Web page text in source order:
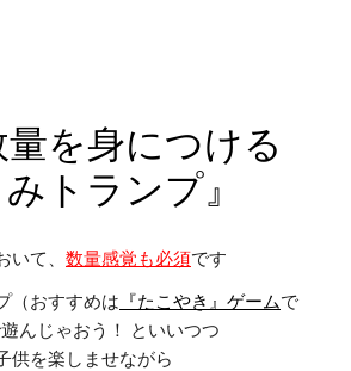
を身につける
トランプ』
いて、 数量感覚も必須です
（おすすめは 『たこやき』ゲームで
んじゃおう！ といいつつ
供を楽しませながら